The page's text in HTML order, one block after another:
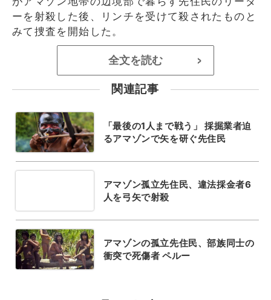
ーを射殺した後、リンチを受けて殺されたものと
みて捜査を開始した。
全文を読む >
関連記事
「最後の1人まで戦う」 採掘業者迫
るアマゾンで矢を研ぐ先住民
アマゾン孤立先住民、違法採金者6
人を弓矢で射殺
アマゾンの孤立先住民、部族同士の
衝突で死傷者 ペルー